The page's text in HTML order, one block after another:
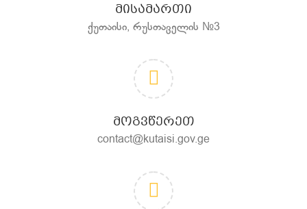
ᲛᲘᲡᲐᲛᲐᲠᲗᲘ
ქუთაისი, რუსთაველის №3
ᲛᲝᲒᲕᲬᲔᲠᲔᲗ
contact@kutaisi.gov.ge